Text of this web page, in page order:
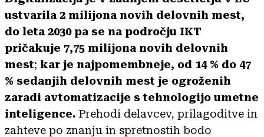
ustvarila 2 milijona novih delovnih mest,
do leta 2030 pa se na področju IKT
pričakuje 7,75 milijona novih delovnih
mest; kar je najpomembneje, od 14 % do 47
% sedanjih delovnih mest je ogroženih
zaradi avtomatizacije s tehnologijo umetne
inteligence. Prehodi delavcev, prilagoditve in
zahteve po znanju in spretnostih bodo